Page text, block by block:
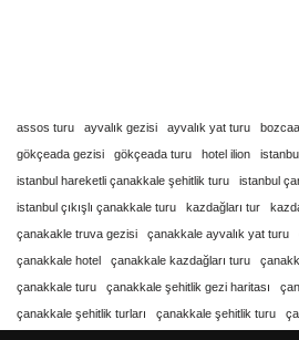
assos turu ayvalık gezisi ayvalık yat turu
gökçeada gezisi
gökçeada turu hotel ilion
istanbul hareketli çanakkale şehitlik turu
istanbul
istanbul çıkışlı çanakkale turu
kazdağları tur
çanakakle truva gezisi
çanakkale ayvalık yat turu
çanakkale hotel
çanakkale kazdağları turu
çanakkale turu
çanakkale şehitlik gezi haritası
çanakkale şehitlik turları
çanakkale şehitlik turu